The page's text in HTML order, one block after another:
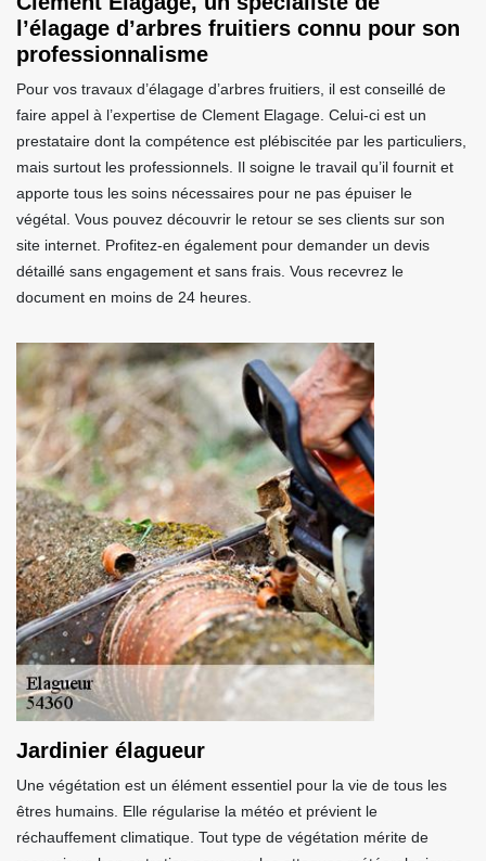
l’élagage d’arbres fruitiers connu pour son
professionnalisme
Pour vos travaux d’élagage d’arbres fruitiers, il est conseillé de
faire appel à l’expertise de Clement Elagage. Celui-ci est un
prestataire dont la compétence est plébiscitée par les particuliers,
mais surtout les professionnels. Il soigne le travail qu’il fournit et
apporte tous les soins nécessaires pour ne pas épuiser le
végétal. Vous pouvez découvrir le retour se ses clients sur son
site internet. Profitez-en également pour demander un devis
détaillé sans engagement et sans frais. Vous recevrez le
document en moins de 24 heures.
Jardinier élagueur
Une végétation est un élément essentiel pour la vie de tous les
êtres humains. Elle régularise la météo et prévient le
réchauffement climatique. Tout type de végétation mérite de